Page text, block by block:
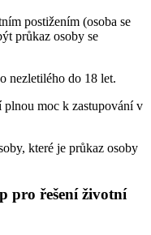
postižením (osoba se
průkaz osoby se
nezletilého do 18 let.
plnou moc k zastupování v
které je průkaz osoby
pro řešení životní